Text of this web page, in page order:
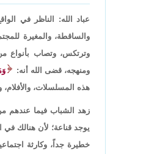
عباد الله: الناظر في
والساقطة، والمغيرة
وترتكس، وتصاب بأنواع
ومنهجه، قضى الله أنه:
هذه المسلسلات، والأفلام،
زهد الشباب فيما عندهم من
يوجد قناعة؛ لأن هنالك في
خطيرة جداً، وكارثة